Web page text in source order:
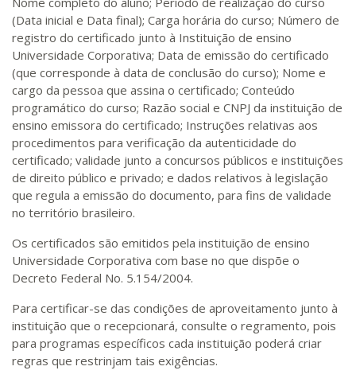
(Data inicial e Data final); Carga horária do curso; Número de
registro do certificado junto à Instituição de ensino
Universidade Corporativa; Data de emissão do certificado
(que corresponde à data de conclusão do curso); Nome e
cargo da pessoa que assina o certificado; Conteúdo
programático do curso; Razão social e CNPJ da instituição de
ensino emissora do certificado; Instruções relativas aos
procedimentos para verificação da autenticidade do
certificado; validade junto a concursos públicos e instituições
de direito público e privado; e dados relativos à legislação
que regula a emissão do documento, para fins de validade
no território brasileiro.
Os certificados são emitidos pela instituição de ensino
Universidade Corporativa com base no que dispõe o
Decreto Federal No. 5.154/2004.
Para certificar-se das condições de aproveitamento junto à
instituição que o recepcionará, consulte o regramento, pois
para programas específicos cada instituição poderá criar
regras que restrinjam tais exigências.